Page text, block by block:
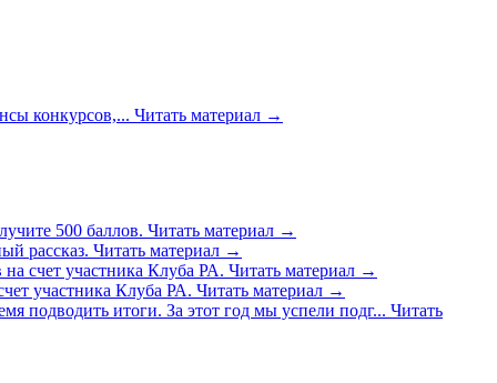
конкурсов,... Читать материал →
500 баллов. Читать материал →
рассказ. Читать материал →
счет участника Клуба РА. Читать материал →
участника Клуба РА. Читать материал →
подводить итоги. За этот год мы успели подг... Читать